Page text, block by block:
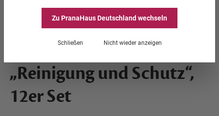
Räuchersortiment
„Reinigung und Schutz“,
12er Set
Zu PranaHausDeutschland wechseln
Schließen Nicht wieder anzeigen